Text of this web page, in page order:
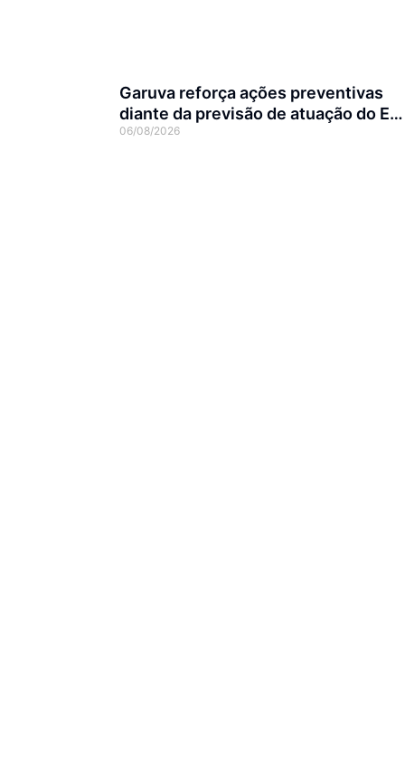
Garuva reforça ações preventivas
diante da previsão de atuação do El
Niño
06/08/2026